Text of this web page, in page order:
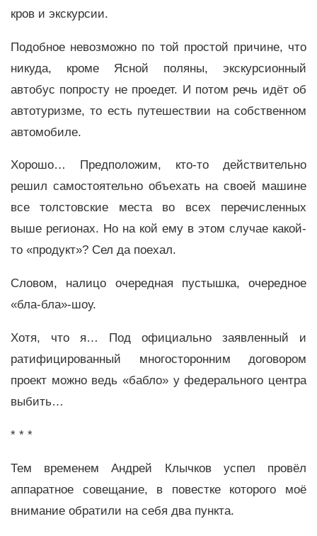
кров и экскурсии.
Подобное невозможно по той простой причине, что
никуда, кроме Ясной поляны, экскурсионный
автобус попросту не проедет. И потом речь идёт об
автотуризме, то есть путешествии на собственном
автомобиле.
Хорошо… Предположим, кто-то действительно
решил самостоятельно объехать на своей машине
все толстовские места во всех перечисленных
выше регионах. Но на кой ему в этом случае какой-
то «продукт»? Сел да поехал.
Словом, налицо очередная пустышка, очередное
«бла-бла»-шоу.
Хотя, что я… Под официально заявленный и
ратифицированный многосторонним договором
проект можно ведь «бабло» у федерального центра
выбить…
* * *
Тем временем Андрей Клычков успел провёл
аппаратное совещание, в повестке которого моё
внимание обратили на себя два пункта.